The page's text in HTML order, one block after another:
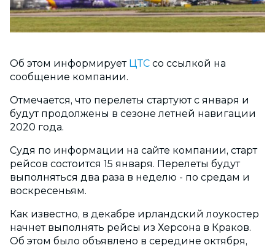
Об этом информирует ЦТС со ссылкой на
сообщение компании.
Отмечается, что перелеты стартуют с января и
будут продолжены в сезоне летней навигации
2020 года.
Судя по информации на сайте компании, старт
рейсов состоится 15 января. Перелеты будут
выполняться два раза в неделю - по средам и
воскресеньям.
Как известно, в декабре ирландский лоукостер
начнет выполнять рейсы из Херсона в Краков.
Об этом было объявлено в середине октября,